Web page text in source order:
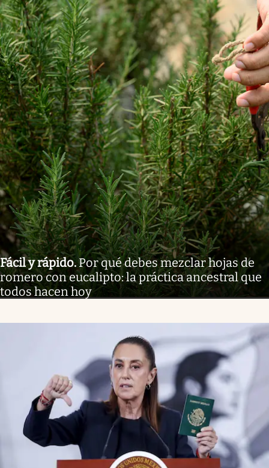
Fácil y rápido.Por qué debes mezclar hojas de
romero con eucalipto: la práctica ancestral que
todos hacen hoy